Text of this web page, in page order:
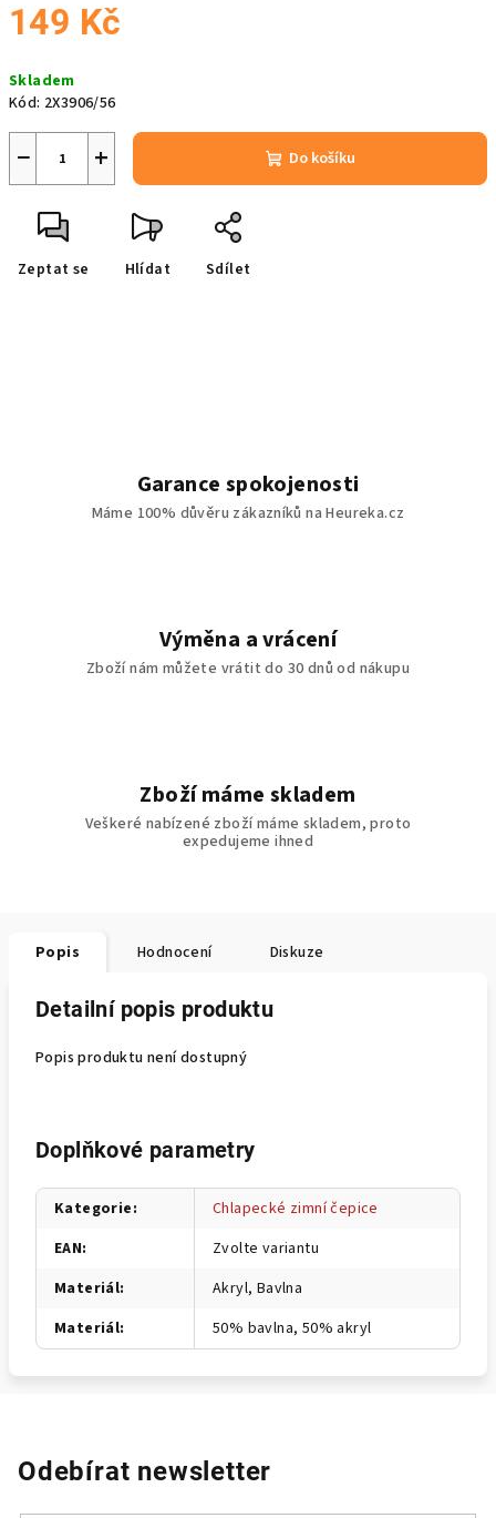
149 Kč
cena:
Skladem
Kód: 2X3906/56
+
− Do košíku
Zeptat se Hlídat Sdílet
Garance spokojenosti
Máme 100% důvěru zákazníků na Heureka.cz
Výměna a vrácení
Zboží nám můžete vrátit do 30 dnů od nákupu
Zboží máme skladem
Veškeré nabízené zboží máme skladem, proto
expedujeme ihned
Popis Hodnocení Diskuze
Detailní popis produktu
Popis produktu není dostupný
Doplňkové parametry
Kategorie:
Chlapecké zimní čepice
EAN:
Zvolte variantu
Materiál:
Akryl, Bavlna
Materiál: 50% bavlna, 50% akryl
Odebírat newsletter